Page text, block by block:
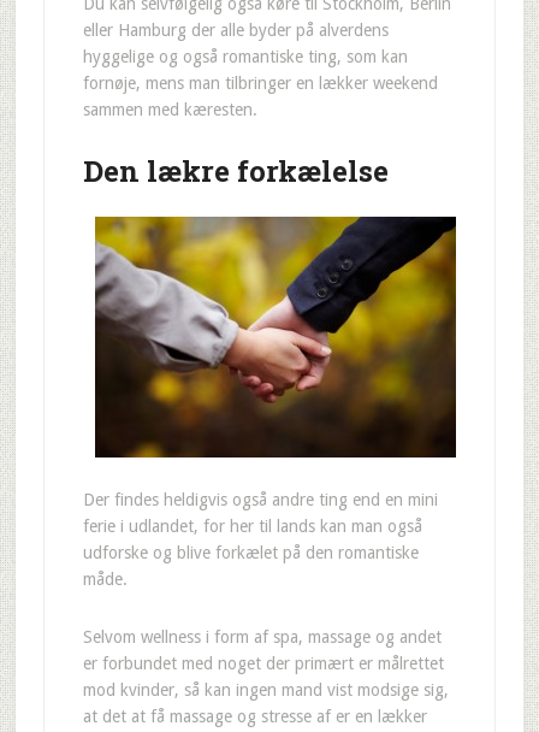
eller Hamburg der alle byder på alverdens
hyggelige og også romantiske ting, som kan
fornøje, mens man tilbringer en lækker weekend
sammen med kæresten.
Den lækre forkælelse
Der findes heldigvis også andre ting end en mini
ferie i udlandet, for her til lands kan man også
udforske og blive forkælet på den romantiske
måde.
Selvom wellness i form af spa, massage og andet
er forbundet med noget der primært er målrettet
mod kvinder, så kan ingen mand vist modsige sig,
at det at få massage og stresse af er en lækker